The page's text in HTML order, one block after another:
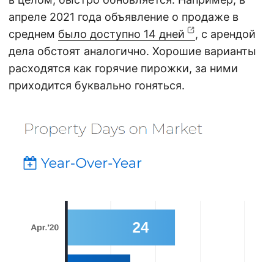
апреле 2021 года объявление о продаже в
среднем было доступно 14 дней
, с арендой
дела обстоят аналогично. Хорошие варианты
расходятся как горячие пирожки, за ними
приходится буквально гоняться.